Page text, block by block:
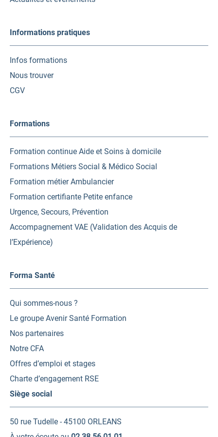
Informations pratiques
Infos formations
Nous trouver
CGV
Formations
Formation continue Aide et Soins à domicile
Formations Métiers Social & Médico Social
Formation métier Ambulancier
Formation certifiante Petite enfance
Urgence, Secours, Prévention
Accompagnement VAE (Validation des Acquis de
l’Expérience)
Forma Santé
Qui sommes-nous ?
Le groupe Avenir Santé Formation
Nos partenaires
Notre CFA
Offres d’emploi et stages
Charte d’engagement RSE
Siège social
50 rue Tudelle - 45100 ORLEANS